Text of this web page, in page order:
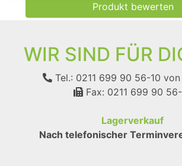
Produkt bewerten
WIR SIND FÜR
Tel.: 0211 699 90 56-10
Fax: 0211 699 90
Lagerverkauf
Nach telefonischer